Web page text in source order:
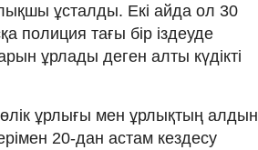
ұсталды. Екі айда ол 30
полиция тағы бір іздеуде
ұрлады деген алты күдікті
ұрлығы мен ұрлықтың алдын
20-дан астам кездесу